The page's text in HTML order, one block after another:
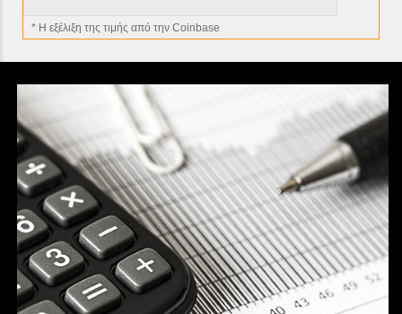
* H εξέλιξη της τιμής από την Coinbase